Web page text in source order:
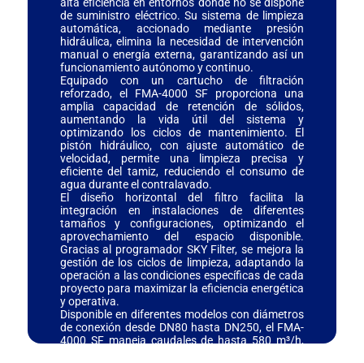
de suministro eléctrico. Su sistema de limpieza
automática, accionado mediante presión
hidráulica, elimina la necesidad de intervención
manual o energía externa, garantizando así un
funcionamiento autónomo y continuo.
Equipado con un cartucho de filtración
reforzado, el FMA-4000 SF proporciona una
amplia capacidad de retención de sólidos,
aumentando la vida útil del sistema y
optimizando los ciclos de mantenimiento. El
pistón hidráulico, con ajuste automático de
velocidad, permite una limpieza precisa y
eficiente del tamiz, reduciendo el consumo de
agua durante el contralavado.
El diseño horizontal del filtro facilita la
integración en instalaciones de diferentes
tamaños y configuraciones, optimizando el
aprovechamiento del espacio disponible.
Gracias al programador SKY Filter, se mejora la
gestión de los ciclos de limpieza, adaptando la
operación a las condiciones específicas de cada
proyecto para maximizar la eficiencia energética
y operativa.
Disponible en diferentes modelos con diámetros
de conexión desde DN80 hasta DN250, el FMA-
4000 SF maneja caudales de hasta 580 m³/h,